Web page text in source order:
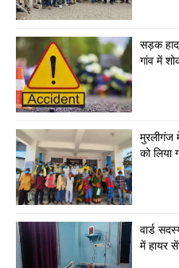
सड़क
गांव में
मुरलीगंज
को लिया
वार्ड
में हायर